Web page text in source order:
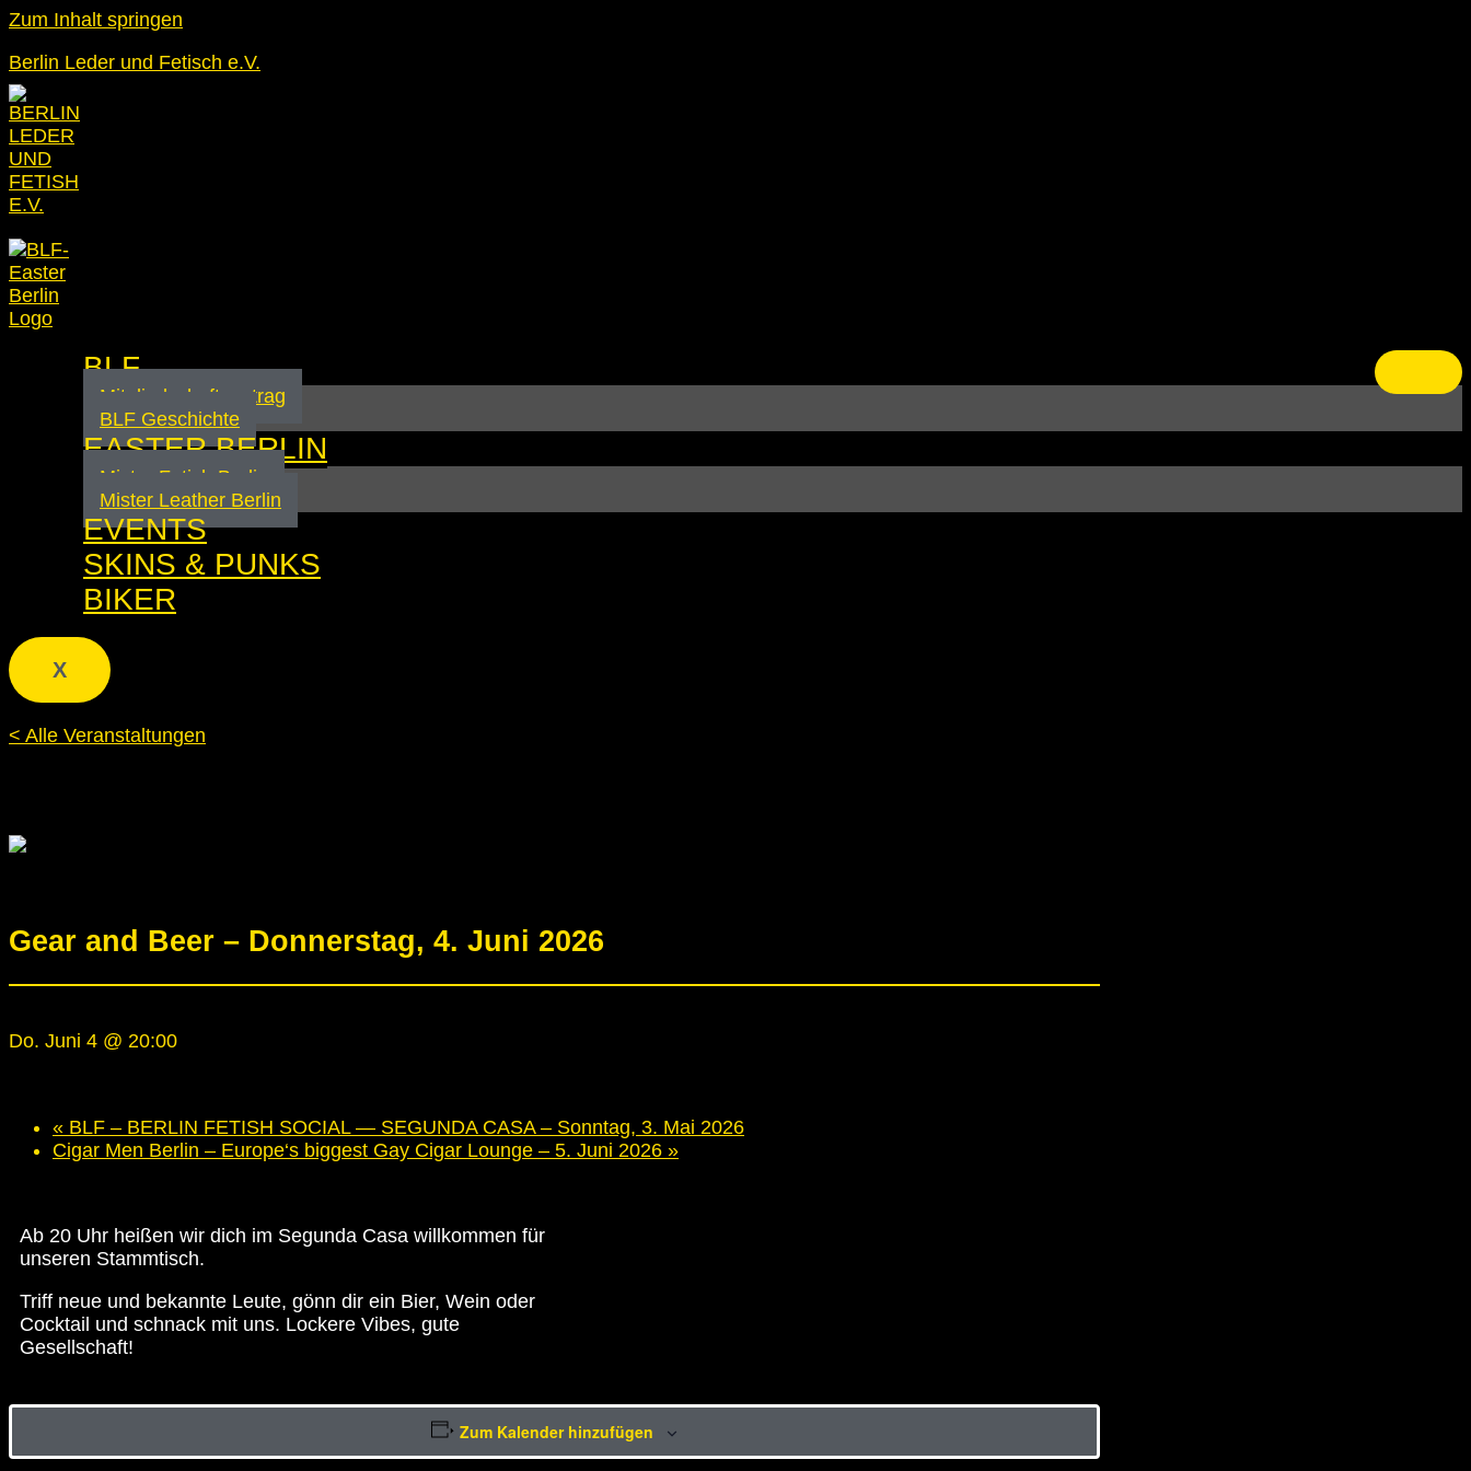
Zum Inhalt springen
Berlin Leder und Fetisch e.V.
BLF
Mitgliedschaftsantrag
BLF Geschichte
EASTER BERLIN
Mister Fetish Berlin
Mister Leather Berlin
EVENTS
SKINS & PUNKS
BIKER
X
< Alle Veranstaltungen
Gear and Beer – Donnerstag, 4. Juni 2026
Do. Juni 4 @ 20:00
« BLF – BERLIN FETISH SOCIAL — SEGUNDA CASA – Sonntag, 3. Mai 2026
Cigar Men Berlin – Europe‘s biggest Gay Cigar Lounge – 5. Juni 2026 »
Ab 20 Uhr heißen wir dich im Segunda Casa willkommen für
unseren Stammtisch.
Triff neue und bekannte Leute, gönn dir ein Bier, Wein oder
Cocktail und schnack mit uns. Lockere Vibes, gute
Gesellschaft!
Zum Kalender hinzufügen